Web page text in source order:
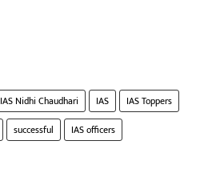
IAS Nidhi Chaudhari IAS
IAS Toppers
successful IAS officers